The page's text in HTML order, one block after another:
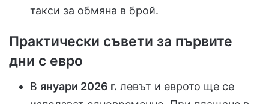
такси за обмяна в брой.
Практически съвети за първите
дни с евро
В януари 2026 г. левът и еврото ще се